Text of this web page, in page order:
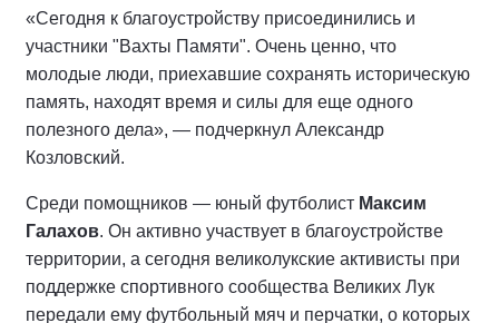
«Сегодня к благоустройству присоединились и
участники "Вахты Памяти". Очень ценно, что
молодые люди, приехавшие сохранять историческую
память, находят время и силы для еще одного
полезного дела», — подчеркнул Александр
Козловский.
Среди помощников — юный футболист Максим
Галахов. Он активно участвует в благоустройстве
территории, а сегодня великолукские активисты при
поддержке спортивного сообщества Великих Лук
передали ему футбольный мяч и перчатки, о которых